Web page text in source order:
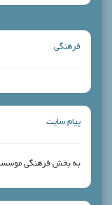
فرهنگي
پیام سایت
به بخش فرهنگی